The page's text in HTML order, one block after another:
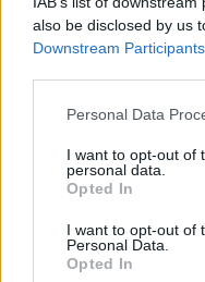
also be disclosed by us
Downstream Participants
Personal Data
I want to opt-out of
personal data.
Opted In
I want to opt-out of
Personal Data.
Opted In
και την